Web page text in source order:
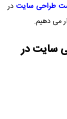
طراحی سایت در
می دهیم.
سایتدر